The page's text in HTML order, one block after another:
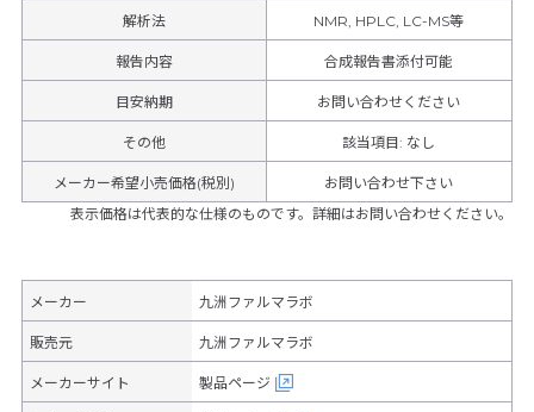
解析法 NMR, HPLC, LC-MS等
報告内容 合成報告書添付可能
目安納期 お問い合わせください
その他 該当項目: なし
メーカー希望小売価格(税別)
お問い合わせ下さい
表示価格は代表的な仕様のものです。詳細はお問い合わせください。
メーカー 九洲ファルマラボ
販売元 九洲ファルマラボ
メーカーサイト 製品ページ